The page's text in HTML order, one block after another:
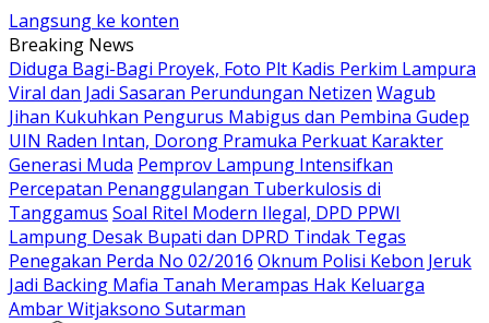
Langsung ke konten
Breaking News
Diduga Bagi-Bagi Proyek, Foto Plt Kadis Perkim Lampura
Viral dan Jadi Sasaran Perundungan Netizen Wagub
Jihan Kukuhkan Pengurus Mabigus dan Pembina Gudep
UIN Raden Intan, Dorong Pramuka Perkuat Karakter
Generasi Muda Pemprov Lampung Intensifkan
Percepatan Penanggulangan Tuberkulosis di
Tanggamus Soal Ritel Modern Ilegal, DPD PPWI
Lampung Desak Bupati dan DPRD Tindak Tegas
Penegakan Perda No 02/2016 Oknum Polisi Kebon Jeruk
Jadi Backing Mafia Tanah Merampas Hak Keluarga
Ambar Witjaksono Sutarman